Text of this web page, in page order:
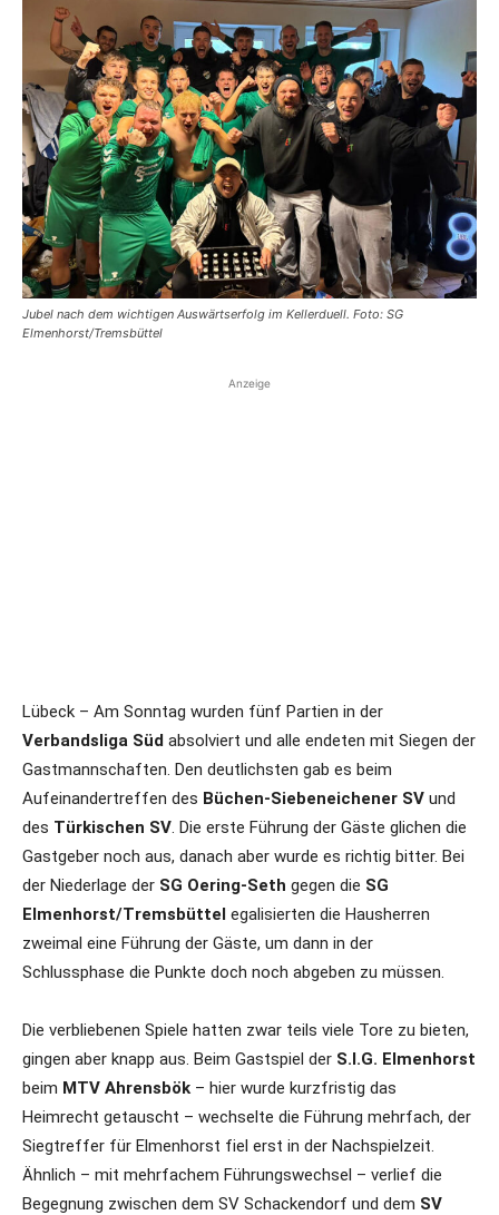
Jubel nach dem wichtigen Auswärtserfolg im Kellerduell. Foto: SG
Elmenhorst/Tremsbüttel
Anzeige
Lübeck – Am Sonntag wurden fünf Partien in der
Verbandsliga Süd absolviert und alle endeten mit Siegen der
Gastmannschaften. Den deutlichsten gab es beim
Aufeinandertreffen des Büchen-Siebeneichener SV und
des Türkischen SV. Die erste Führung der Gäste glichen die
Gastgeber noch aus, danach aber wurde es richtig bitter. Bei
der Niederlage der SG Oering-Seth gegen die SG
Elmenhorst/Tremsbüttel egalisierten die Hausherren
zweimal eine Führung der Gäste, um dann in der
Schlussphase die Punkte doch noch abgeben zu müssen.
Die verbliebenen Spiele hatten zwar teils viele Tore zu bieten,
gingen aber knapp aus. Beim Gastspiel der S.I.G. Elmenhorst
beim MTV Ahrensbök – hier wurde kurzfristig das
Heimrecht getauscht – wechselte die Führung mehrfach, der
Siegtreffer für Elmenhorst fiel erst in der Nachspielzeit.
Ähnlich – mit mehrfachem Führungswechsel – verlief die
Begegnung zwischen dem SV Schackendorf und dem SV